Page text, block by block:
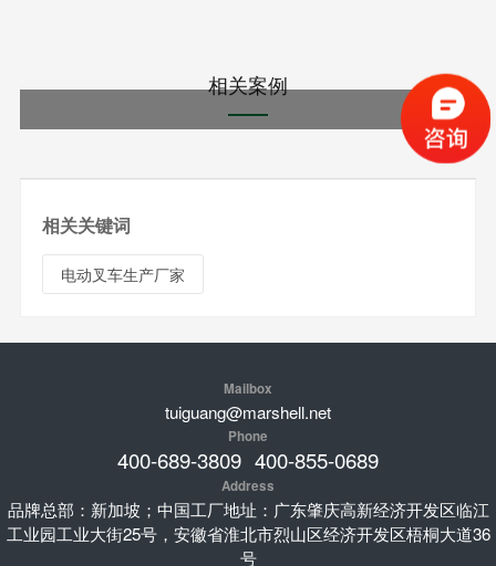
相关案例
相关关键词
电动叉车生产厂家
Mailbox
tuiguang@marshell.net
Phone
400-689-3809 400-855-0689
Address
品牌总部：新加坡；中国工厂地址：广东肇庆高新经济开发区临江
工业园工业大街25号，安徽省淮北市烈山区经济开发区梧桐大道36
号